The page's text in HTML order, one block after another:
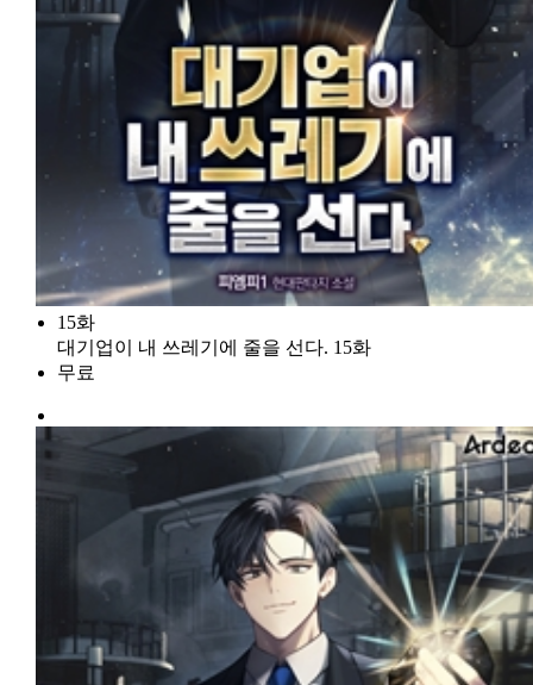
15화
대기업이 내 쓰레기에 줄을 선다. 15화
무료